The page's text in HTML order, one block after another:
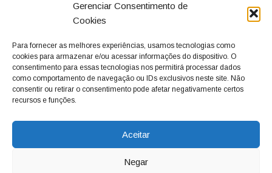
Gerenciar Consentimento de
Cookies
Para fornecer as melhores experiências, usamos tecnologias como
cookies para armazenar e/ou acessar informações do dispositivo. O
consentimento para essas tecnologias nos permitirá processar dados
como comportamento de navegação ou IDs exclusivos neste site. Não
consentir ou retirar o consentimento pode afetar negativamente certos
recursos e funções.
Aceitar
Negar
cidadãos valinhenses, já que naquela época só existiam
dois jornais. Há mais de 30 anos, o jornal continua
com o foco de trazer as melhores notícias. Nunca
deixamos de lado as necessidades do cidadão, sempre
questionando os órgãos públicos em busca de melhorias
para a cidade e sempre cobrando resoluções para casos
adm@jtv.com.br
(19) 3929-6225